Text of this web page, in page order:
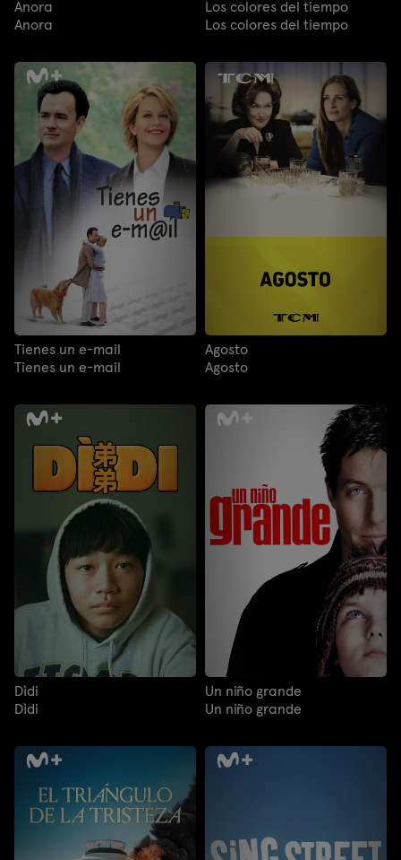
Anora
Anora
Los colores del tiempo
Los colores del tiempo
Tienes un e-mail
Tienes un e-mail
Agosto
Agosto
Dìdi
Dìdi
Un niño grande
Un niño grande